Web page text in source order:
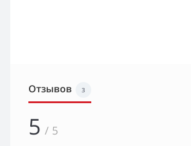
Отзывов 3
5 / 5